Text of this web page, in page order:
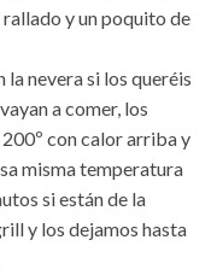
y un poquito de
la nevera si los queréis
a comer, los
con calor arriba y
misma temperatura
si están de la
y los dejamos hasta